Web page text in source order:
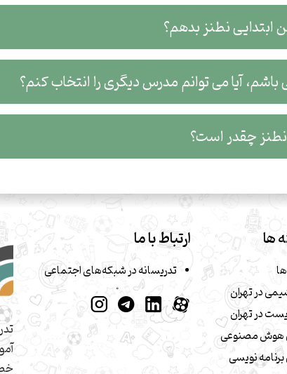
نطنز بدهم؟
آیا می توانم مدرس دیگری را انتخاب کنم؟
چقدر است؟
ها
در تهران
در تهران
هوش مصنوعی
نویسی
ارتباط با ما
تدریسانه در شبکه‌های اجتماعی